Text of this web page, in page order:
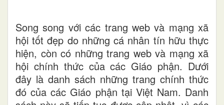
Song song với các trang web và mạng xã
hội tốt đẹp do những cá nhân tín hữu thực
hiện, còn có những trang web và mạng xã
hội chính thức của các Giáo phận. Dưới
đây là danh sách những trang chính thức
đócủa các Giáo phận tại Việt Nam. Danh